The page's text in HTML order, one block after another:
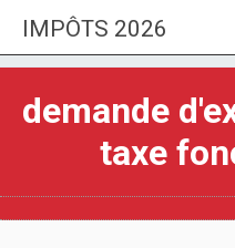
IMPÔTS 2026
demande
taxe